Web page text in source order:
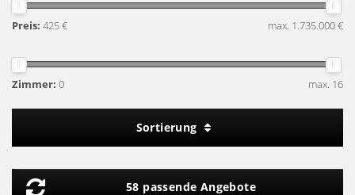
Preis: 425 € max. 1.735.000 €
Zimmer: 0 max. 16
Sortierung
58 passende Angebote